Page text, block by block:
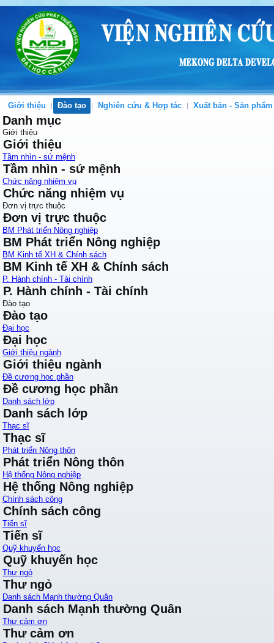
Giới thiệu Đào tạo Nghiên cứu & Hợp tác Xuất bản - Sản phẩm
Danh mục
Giới thiệu
Giới thiệu
Tầm nhìn - sứ mệnh
Tầm nhìn - sứ mệnh
Chức năng nhiệm vụ
Chức năng nhiệm vụ
Đơn vị trực thuộc
Đơn vị trực thuộc
BM Phát triển Nông nghiệp
BM Phát triển Nông nghiệp
BM Kinh tế XH & Chính sách
BM Kinh tế XH & Chính sách
P. Hành chính - Tài chính
P. Hành chính - Tài chính
Đào tạo
Đào tạo
Đại học
Đại học
Giới thiệu ngành
Giới thiệu ngành
Đề cương học phần
Đề cương học phần
Danh sách lớp
Danh sách lớp
Thạc sĩ
Thạc sĩ
Phát triển Nông thôn
Phát triển Nông thôn
Hệ thống Nông nghiệp
Hệ thống Nông nghiệp
Chính sách công
Chính sách công
Tiến sĩ
Tiến sĩ
Quỹ khuyến học
Quỹ khuyến học
Thư ngỏ
Thư ngỏ
Danh sách Mạnh thường Quân
Danh sách Mạnh thường Quân
Thư cảm ơn
Thư cảm ơn